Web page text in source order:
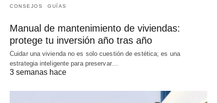
CONSEJOS GUÍAS
Manual de mantenimiento de viviendas:
protege tu inversión año tras año
Cuidar una vivienda no es solo cuestión de estética; es una
estrategia inteligente para preservar…
3 semanas hace